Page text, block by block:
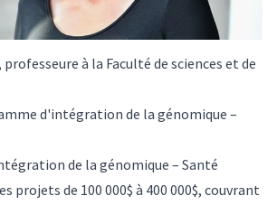
à la Faculté de sciences et de
d'intégration de la génomique –
de la génomique – Santé
projets de 100 000$ à 400 000$, couvrant